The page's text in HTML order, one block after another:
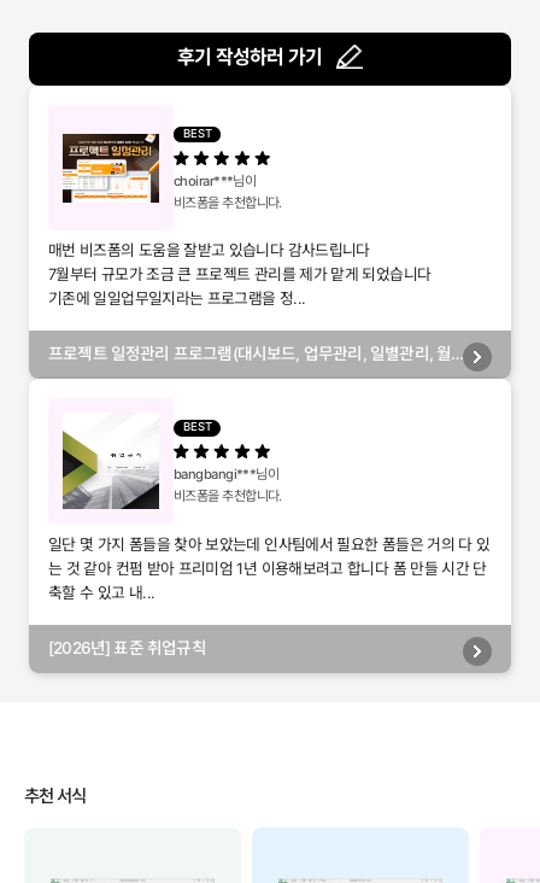
후기 작성하러 가기
BEST
choirar***님이
비즈폼을 추천합니다.
매번 비즈폼의 도움을 잘받고 있습니다 감사드립니다
7월부터 규모가 조금 큰 프로젝트 관리를 제가 맡게 되었습니다
기존에 일일업무일지라는 프로그램을 정...
프로젝트 일정관리 프로그램(대시보드, 업무관리, 일별관리, 월
BEST
bangbangi***님이
비즈폼을 추천합니다.
일단 몇 가지 폼들을 찾아 보았는데 인사팀에서 필요한 폼들은 거의 다 있
는 것 같아 컨펌 받아 프리미엄 1년 이용해보려고 합니다 폼 만들 시간 단
축할 수 있고 내...
[2026년] 표준 취업규칙
추천 서식